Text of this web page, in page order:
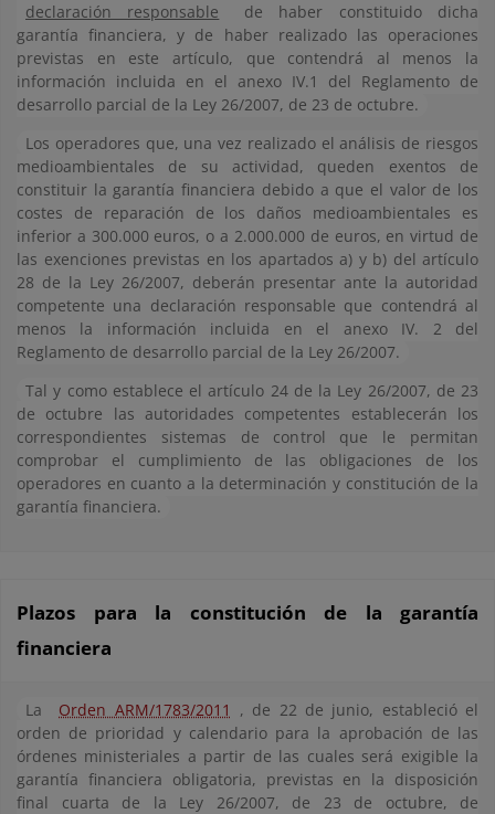
declaración responsable
de haber constituido dicha
garantía financiera, y de haber realizado las operaciones
previstas en este artículo, que contendrá al menos la
información incluida en el anexo IV.1 del Reglamento de
desarrollo parcial de la Ley 26/2007, de 23 de octubre.
Los operadores que, una vez realizado el análisis de riesgos
medioambientales de su actividad, queden exentos de
constituir la garantía financiera debido a que el valor de los
costes de reparación de los daños medioambientales es
inferior a 300.000 euros, o a 2.000.000 de euros, en virtud de
las exenciones previstas en los apartados a) y b) del artículo
28 de la Ley 26/2007, deberán presentar ante la autoridad
competente una declaración responsable que contendrá al
menos la información incluida en el anexo IV. 2 del
Reglamento de desarrollo parcial de la Ley 26/2007.
Tal y como establece el artículo 24 de la Ley 26/2007, de 23
de octubre las autoridades competentes establecerán los
correspondientes sistemas de control que le permitan
comprobar el cumplimiento de las obligaciones de los
operadores en cuanto a la determinación y constitución de la
garantía financiera.
Plazos para la constitución de la garantía
financiera
La Orden ARM/1783/2011
, de 22 de junio, estableció el
orden de prioridad y calendario para la aprobación de las
órdenes ministeriales a partir de las cuales será exigible la
garantía financiera obligatoria, previstas en la disposición
final cuarta de la Ley 26/2007, de 23 de octubre, de